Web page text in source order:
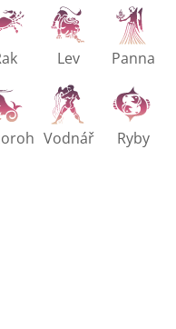
Lev Panna
Vodnář Ryby